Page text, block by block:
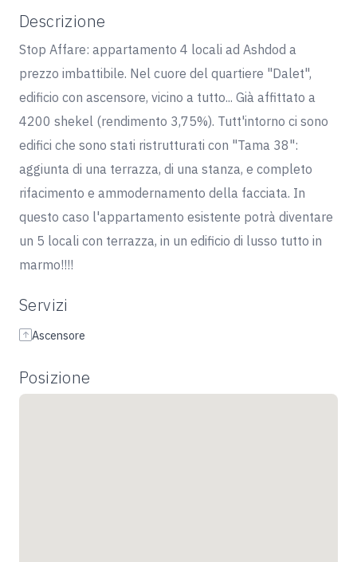
Descrizione
Stop Affare: appartamento 4 locali ad Ashdod a
prezzo imbattibile. Nel cuore del quartiere "Dalet",
edificio con ascensore, vicino a tutto... Già affittato a
4200 shekel (rendimento 3,75%). Tutt'intorno ci sono
edifici che sono stati ristrutturati con "Tama 38":
aggiunta di una terrazza, di una stanza, e completo
rifacimento e ammodernamento della facciata. In
questo caso l'appartamento esistente potrà diventare
un 5 locali con terrazza, in un edificio di lusso tutto in
marmo!!!!
Servizi
Ascensore
Posizione